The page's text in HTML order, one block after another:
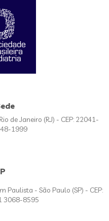
de Janeiro (RJ) - CEP: 22041-
1999
Paulista - São Paulo (SP) - CEP:
3068-8595